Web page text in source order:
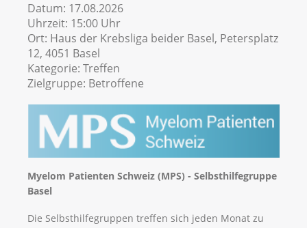
Datum: 17.08.2026
Uhrzeit: 15:00 Uhr
Ort: Haus der Krebsliga beider Basel, Petersplatz
12, 4051 Basel
Kategorie: Treffen
Zielgruppe: Betroffene
Myelom Patienten Schweiz (MPS) - Selbsthilfegruppe
Basel
Die Selbsthilfegruppen treffen sich jeden Monat zu